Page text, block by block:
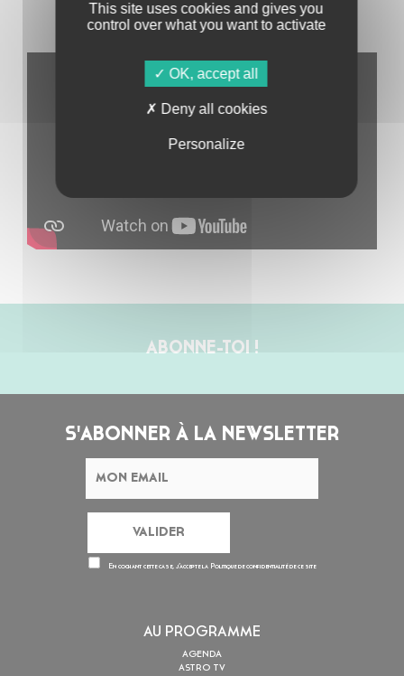
ABONNE-TOI !
S'ABONNER À LA NEWSLETTER
En cochant cette case, j’accepte la Politique de confidentialitéde ce site
AU PROGRAMME
AGENDA
ASTRO TV
This site uses cookies and gives you
control over what you want to activate
OK, accept all
Deny all cookies
Personalize